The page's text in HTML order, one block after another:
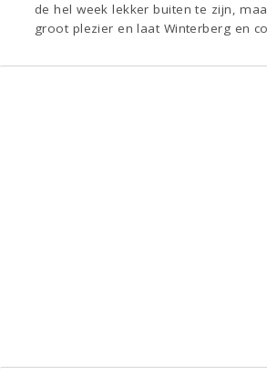
de hel week lekker buiten te zijn,
groot plezier en laat Winterberg en